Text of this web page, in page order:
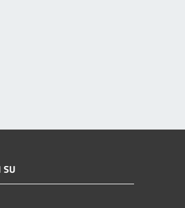
SU